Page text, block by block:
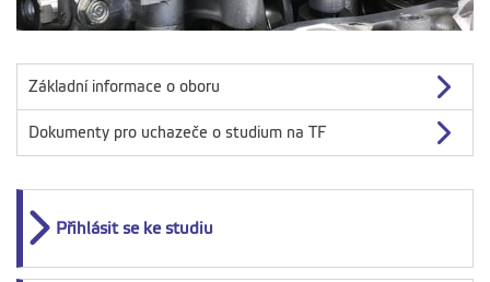
Základní informace o oboru
Dokumenty pro uchazeče o studium na TF
Přihlásit se ke studiu